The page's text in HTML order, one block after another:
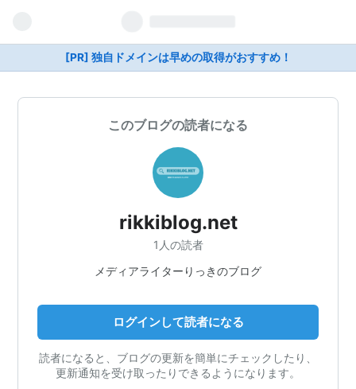
[PR] 独自ドメインは早めの取得がおすすめ！
このブログの読者になる
rikkiblog.net
1人の読者
メディアライターりっきのブログ
ログインして読者になる
読者になると、ブログの更新を簡単にチェックしたり、
更新通知を受け取ったりできるようになります。